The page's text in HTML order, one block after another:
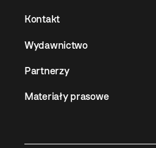
Kontakt
Wydawnictwo
Partnerzy
Materiały prasowe